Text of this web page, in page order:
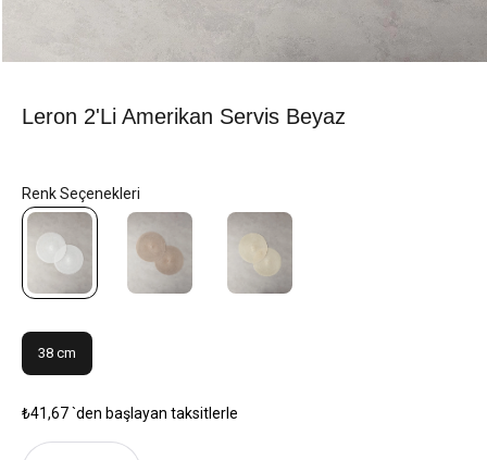
Leron 2'li Amerikan Servis Beyaz
38 cm
₺41,67`den başlayan taksitlerle